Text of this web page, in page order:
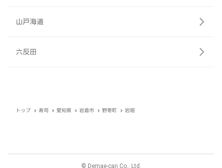
山戸海道
六反田
トップ 寿司 愛知県 岩倉市 野寄町 岩畑
© Demae-can Co., Ltd.